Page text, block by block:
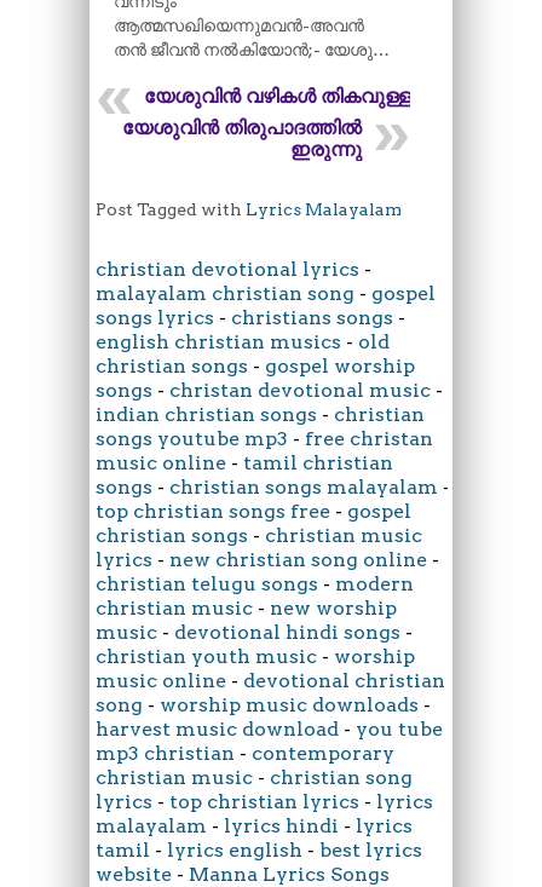
ആത്മസഖിയെന്നുമവൻ-അവൻ
തൻ ജീവൻ നൽകിയോൻ;- യേശു…
യേശുവിൻ വഴികൾ തികവുള്ളത്
യേശുവിൻ തിരുപാദത്തിൽ
ഇരുന്നു
Post Tagged with Lyrics Malayalam
christian devotional lyrics -
malayalam christian song - gospel
songs lyrics - christians songs -
english christian musics - old
christian songs - gospel worship
songs - christan devotional music -
indian christian songs - christian
songs youtube mp3 - free christan
music online - tamil christian
songs - christian songs malayalam -
top christian songs free - gospel
christian songs - christian music
lyrics - new christian song online -
christian telugu songs - modern
christian music - new worship
music - devotional hindi songs -
christian youth music - worship
music online - devotional christian
song - worship music downloads -
harvest music download - you tube
mp3 christian - contemporary
christian music - christian song
lyrics - top christian lyrics - lyrics
malayalam - lyrics hindi - lyrics
tamil - lyrics english - best lyrics
website - Manna Lyrics Songs